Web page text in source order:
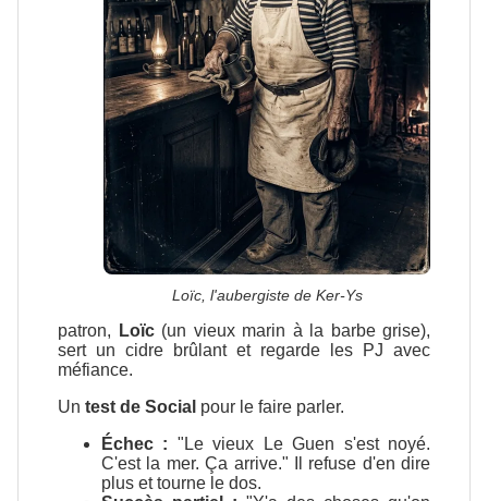
Loïc, l'aubergiste de Ker-Ys
patron, Loïc(un vieux marin à la barbe grise),
sert un cidre brûlant et regarde les PJ avec
méfiance.
Un test de Social pour le faire parler.
Échec : "Le vieux Le Guen s'est noyé.
C'est la mer. Ça arrive." Il refuse d'en dire
plus et tourne le dos.